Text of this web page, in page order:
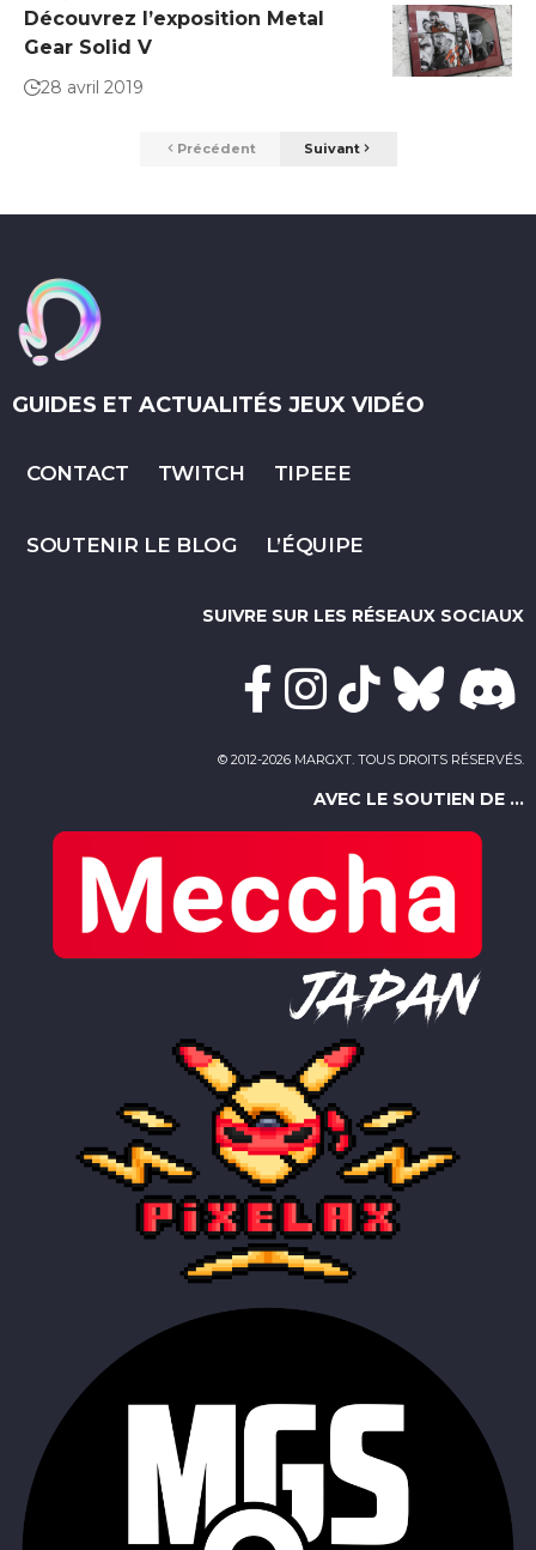
Découvrez l’exposition Metal
Gear Solid V
28 avril 2019
Précédent Suivant
GUIDES ET ACTUALITÉS JEUX VIDÉO
CONTACT TWITCH TIPEEE
SOUTENIR LE BLOG L’ÉQUIPE
SUIVRE SUR LES RÉSEAUX SOCIAUX
© 2012-2026 MARGXT. TOUS DROITS RÉSERVÉS.
AVEC LE SOUTIEN DE ...